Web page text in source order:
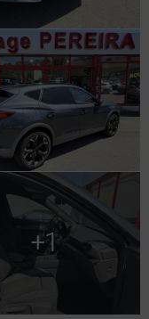
+1